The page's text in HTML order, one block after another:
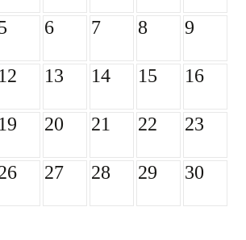
6 7 8 9
12 13 14 15 16
19 20 21 22 23
27 28 29 30